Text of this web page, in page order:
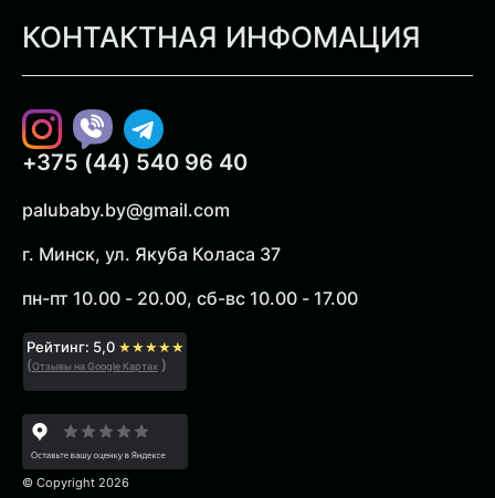
КОНТАКТНАЯ ИНФОМАЦИЯ
Instagram
Viber Telegram
+375 (44) 540 96 40
palubaby.by@gmail.com
г. Минск, ул. Якуба Коласа 37
пн-пт 10.00 - 20.00, сб-вс 10.00 - 17.00
Рейтинг: 5,0 ★★★★★
(Отзывы на Google Картах )
© Copyright 2026